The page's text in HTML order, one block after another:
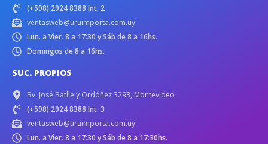
(+598) 2924 8388 Int. 2
ventasweb@uruimporta.com.uy
Lun. a Vier. 8 a 17:30 y Sáb de 8 a 16hs.
Domingos de 8 a 16hs.
SUC. PROPIOS
Bv. José Batlle y Ordóñez 3293, Montevideo
(+598) 2924 8388 Int. 3
ventasweb@uruimporta.com.uy
Lun. a Vier. 8 a 17:30 y Sáb de 8 a 17:30hs.